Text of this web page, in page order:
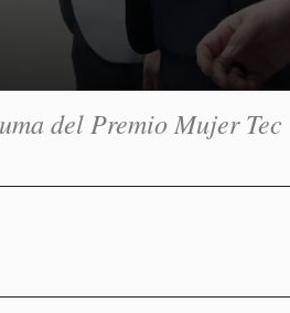
del Premio Mujer Tec